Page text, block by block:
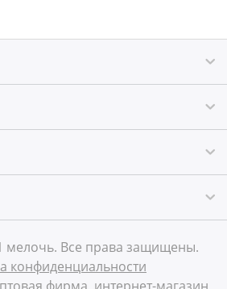
мелочь. Все права защищены.
конфиденциальности